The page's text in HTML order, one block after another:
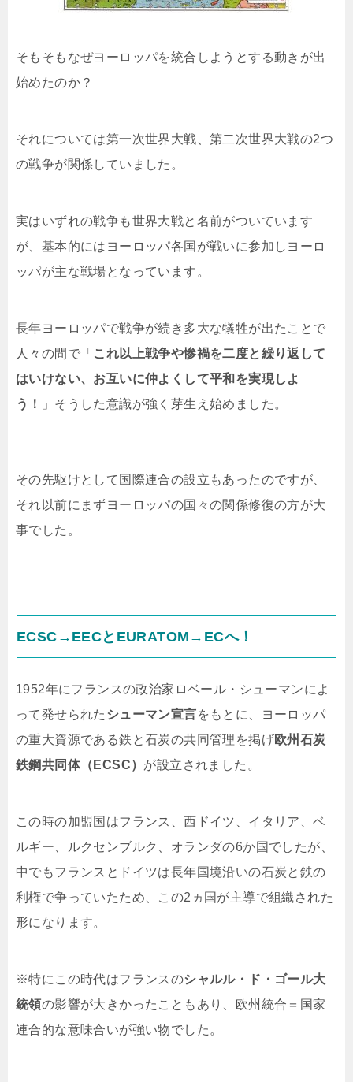
そもそもなぜヨーロッパを統合しようとする動きが出
始めたのか？
それについては第一次世界大戦、第二次世界大戦の2つ
の戦争が関係していました。
実はいずれの戦争も世界大戦と名前がついています
が、基本的にはヨーロッパ各国が戦いに参加しヨーロ
ッパが主な戦場となっています。
長年ヨーロッパで戦争が続き多大な犠牲が出たことで
人々の間で「 これ以上戦争や惨禍を二度と繰り返して
はいけない、お互いに仲よくして平和を実現しよ
う！
」そうした意識が強く芽生え始めました。
その先駆けとして国際連合の設立もあったのですが、
それ以前にまずヨーロッパの国々の関係修復の方が大
事でした。
ECSC→EECとEURATOM→ECへ！
1952年にフランスの政治家ロベール・シューマンによ
って発せられた シューマン宣言をもとに、ヨーロッパ
の重大資源である鉄と石炭の共同管理を掲げ欧州石炭
鉄鋼共同体（ECSC） が設立されました。
この時の加盟国はフランス、西ドイツ、イタリア、ベ
ルギー、ルクセンブルク、オランダの6か国でしたが、
中でもフランスとドイツは長年国境沿いの石炭と鉄の
利権で争っていたため、この2ヵ国が主導で組織された
形になります。
※特にこの時代はフランスのシャルル・ド・ゴール大
統領の影響が大きかったこともあり、欧州統合＝国家
連合的な意味合いが強い物でした。